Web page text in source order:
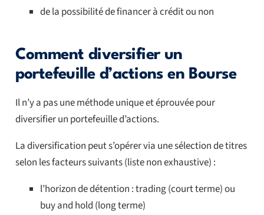
de la possibilité de financer à crédit ou non
Comment diversifier un
portefeuille d’actions en Bourse
Il n’y a pas une méthode unique et éprouvée pour
diversifier un portefeuille d’actions.
La diversification peut s’opérer via une sélection de titres
selon les facteurs suivants (liste non exhaustive) :
l’horizon de détention : trading (court terme) ou
buy and hold (long terme)